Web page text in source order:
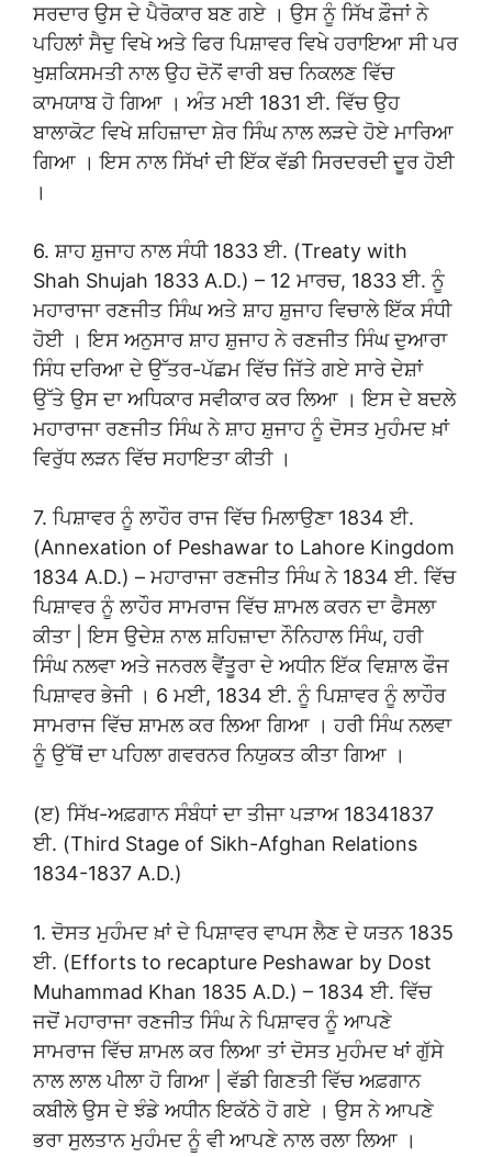
ਸਰਦਾਰ ਉਸ ਦੇ ਪੈਰੋਕਾਰ ਬਣ ਗਏ । ਉਸ ਨੂੰ ਸਿੱਖ ਫ਼ੌਜਾਂ ਨੇ
ਪਹਿਲਾਂ ਸੈਦੁ ਵਿਖੇ ਅਤੇ ਫਿਰ ਪਿਸ਼ਾਵਰ ਵਿਖੇ ਹਰਾਇਆ ਸੀ ਪਰ
ਖੁਸ਼ਕਿਸਮਤੀ ਨਾਲ ਉਹ ਦੋਨੋਂ ਵਾਰੀ ਬਚ ਨਿਕਲਣ ਵਿੱਚ
ਕਾਮਯਾਬ ਹੋ ਗਿਆ । ਅੰਤ ਮਈ 1831 ਈ. ਵਿੱਚ ਉਹ
ਬਾਲਾਕੋਟ ਵਿਖੇ ਸ਼ਹਿਜ਼ਾਦਾ ਸ਼ੇਰ ਸਿੰਘ ਨਾਲ ਲੜਦੇ ਹੋਏ ਮਾਰਿਆ
ਗਿਆ । ਇਸ ਨਾਲ ਸਿੱਖਾਂ ਦੀ ਇੱਕ ਵੱਡੀ ਸਿਰਦਰਦੀ ਦੂਰ ਹੋਈ
।
6. ਸ਼ਾਹ ਸ਼ੁਜਾਹ ਨਾਲ ਸੰਧੀ 1833 ਈ. (Treaty with
Shah Shujah 1833 A.D.) – 12 ਮਾਰਚ, 1833 ਈ. ਨੂੰ
ਮਹਾਰਾਜਾ ਰਣਜੀਤ ਸਿੰਘ ਅਤੇ ਸ਼ਾਹ ਸ਼ੁਜਾਹ ਵਿਚਾਲੇ ਇੱਕ ਸੰਧੀ
ਹੋਈ । ਇਸ ਅਨੁਸਾਰ ਸ਼ਾਹ ਸ਼ੁਜਾਹ ਨੇ ਰਣਜੀਤ ਸਿੰਘ ਦੁਆਰਾ
ਸਿੰਧ ਦਰਿਆ ਦੇ ਉੱਤਰ-ਪੱਛਮ ਵਿੱਚ ਜਿੱਤੇ ਗਏ ਸਾਰੇ ਦੇਸ਼ਾਂ
ਉੱਤੇ ਉਸ ਦਾ ਅਧਿਕਾਰ ਸਵੀਕਾਰ ਕਰ ਲਿਆ । ਇਸ ਦੇ ਬਦਲੇ
ਮਹਾਰਾਜਾ ਰਣਜੀਤ ਸਿੰਘ ਨੇ ਸ਼ਾਹ ਸ਼ੁਜਾਹ ਨੂੰ ਦੋਸਤ ਮੁਹੰਮਦ ਖ਼ਾਂ
ਵਿਰੁੱਧ ਲੜਨ ਵਿੱਚ ਸਹਾਇਤਾ ਕੀਤੀ ।
7. ਪਿਸ਼ਾਵਰ ਨੂੰ ਲਾਹੌਰ ਰਾਜ ਵਿੱਚ ਮਿਲਾਉਣਾ 1834 ਈ.
(Annexation of Peshawar to Lahore Kingdom
1834 A.D.) – ਮਹਾਰਾਜਾ ਰਣਜੀਤ ਸਿੰਘ ਨੇ 1834 ਈ. ਵਿੱਚ
ਪਿਸ਼ਾਵਰ ਨੂੰ ਲਾਹੌਰ ਸਾਮਰਾਜ ਵਿੱਚ ਸ਼ਾਮਲ ਕਰਨ ਦਾ ਫੈਸਲਾ
ਕੀਤਾ | ਇਸ ਉਦੇਸ਼ ਨਾਲ ਸ਼ਹਿਜ਼ਾਦਾ ਨੌਨਿਹਾਲ ਸਿੰਘ, ਹਰੀ
ਸਿੰਘ ਨਲਵਾ ਅਤੇ ਜਨਰਲ ਵੈਂਤੂਰਾ ਦੇ ਅਧੀਨ ਇੱਕ ਵਿਸ਼ਾਲ ਫੌਜ
ਪਿਸ਼ਾਵਰ ਭੇਜੀ । 6 ਮਈ, 1834 ਈ. ਨੂੰ ਪਿਸ਼ਾਵਰ ਨੂੰ ਲਾਹੌਰ
ਸਾਮਰਾਜ ਵਿੱਚ ਸ਼ਾਮਲ ਕਰ ਲਿਆ ਗਿਆ । ਹਰੀ ਸਿੰਘ ਨਲਵਾ
ਨੂੰ ਉੱਥੋਂ ਦਾ ਪਹਿਲਾ ਗਵਰਨਰ ਨਿਯੁਕਤ ਕੀਤਾ ਗਿਆ ।
(ੲ) ਸਿੱਖ-ਅਫ਼ਗਾਨ ਸੰਬੰਧਾਂ ਦਾ ਤੀਜਾ ਪੜਾਅ 18341837
ਈ. (Third Stage of Sikh-Afghan Relations
1834-1837 A.D.)
1. ਦੋਸਤ ਮੁਹੰਮਦ ਖ਼ਾਂ ਦੇ ਪਿਸ਼ਾਵਰ ਵਾਪਸ ਲੈਣ ਦੇ ਯਤਨ 1835
ਈ. (Efforts to recapture Peshawar by Dost
Muhammad Khan 1835 A.D.) – 1834 ਈ. ਵਿੱਚ
ਜਦੋਂ ਮਹਾਰਾਜਾ ਰਣਜੀਤ ਸਿੰਘ ਨੇ ਪਿਸ਼ਾਵਰ ਨੂੰ ਆਪਣੇ
ਸਾਮਰਾਜ ਵਿੱਚ ਸ਼ਾਮਲ ਕਰ ਲਿਆ ਤਾਂ ਦੋਸਤ ਮੁਹੰਮਦ ਖਾਂ ਗੁੱਸੇ
ਨਾਲ ਲਾਲ ਪੀਲਾ ਹੋ ਗਿਆ | ਵੱਡੀ ਗਿਣਤੀ ਵਿੱਚ ਅਫ਼ਗਾਨ
ਕਬੀਲੇ ਉਸ ਦੇ ਝੰਡੇ ਅਧੀਨ ਇਕੱਠੇ ਹੋ ਗਏ । ਉਸ ਨੇ ਆਪਣੇ
ਭਰਾ ਸੁਲਤਾਨ ਮੁਹੰਮਦ ਨੂੰ ਵੀ ਆਪਣੇ ਨਾਲ ਰਲਾ ਲਿਆ ।